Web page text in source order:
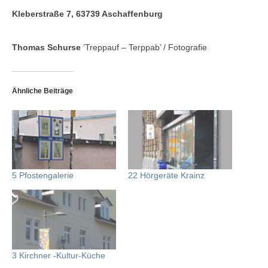
Kontakt | Impressum
Newsletter
Kleberstraße 7, 63739 Aschaffenburg
Thomas Schurse ’Treppauf – Terppab’ / Fotografie
Ähnliche Beiträge
5 Pfostengalerie 22 Hörgeräte Krainz
3 Kirchner -Kultur-Küche